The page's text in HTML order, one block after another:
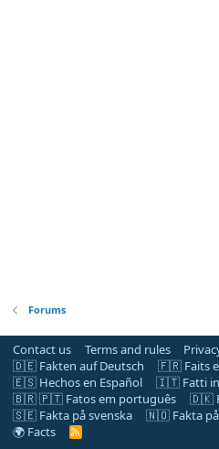
Forums
Contact us Terms and rules
🇩🇪 Fakten auf Deutsch
🇫🇷 Faits
🇪🇸 Hechos en Español
🇮🇹 Fatti in
🇧🇷 🇵🇹 Fatos em português
🇩🇰
🇸🇪 Fakta på svenska
🇳🇴 Fakta
🌍 Facts
R